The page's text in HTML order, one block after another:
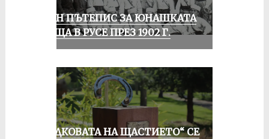
ЕДИН ПЪТЕПИС ЗА ЮНАШКАТА
СРЕЩА В РУСЕ ПРЕЗ 1902 Г.
„ПОДКОВАТА НА ЩАСТИЕТО“ СЕ